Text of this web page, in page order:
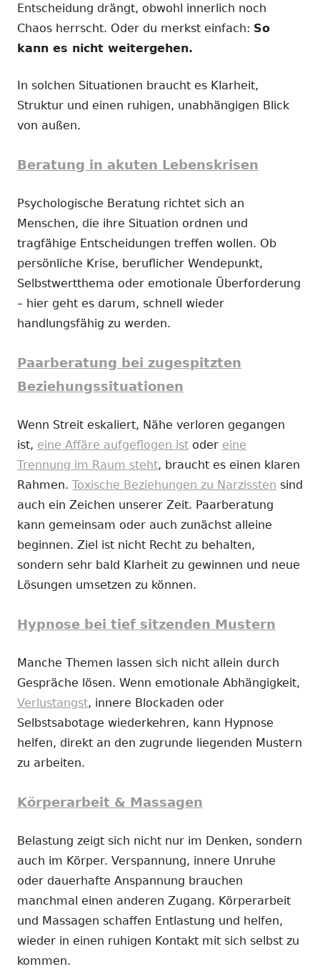
Entscheidung drängt, obwohl innerlich noch
Chaos herrscht. Oder du merkst einfach: So
kann es nicht weitergehen.
In solchen Situationen braucht es Klarheit,
Struktur und einen ruhigen, unabhängigen Blick
von außen.
Beratung in akuten Lebenskrisen
Psychologische Beratung richtet sich an
Menschen, die ihre Situation ordnen und
tragfähige Entscheidungen treffen wollen. Ob
persönliche Krise, beruflicher Wendepunkt,
Selbstwertthema oder emotionale Überforderung
– hier geht es darum, schnell wieder
handlungsfähig zu werden.
Paarberatung bei zugespitzten
Beziehungssituationen
Wenn Streit eskaliert, Nähe verloren gegangen
ist, eine Affäre aufgeflogen ist oder eine
Trennung im Raum steht, braucht es einen klaren
Rahmen. Toxische Beziehungen zu Narzissten sind
auch ein Zeichen unserer Zeit. Paarberatung
kann gemeinsam oder auch zunächst alleine
beginnen. Ziel ist nicht Recht zu behalten,
sondern sehr bald Klarheit zu gewinnen und neue
Lösungen umsetzen zu können.
Hypnose bei tief sitzenden Mustern
Manche Themen lassen sich nicht allein durch
Gespräche lösen. Wenn emotionale Abhängigkeit,
Verlustangst, innere Blockaden oder
Selbstsabotage wiederkehren, kann Hypnose
helfen, direkt an den zugrunde liegenden Mustern
zu arbeiten.
Körperarbeit & Massagen
Belastung zeigt sich nicht nur im Denken, sondern
auch im Körper. Verspannung, innere Unruhe
oder dauerhafte Anspannung brauchen
manchmal einen anderen Zugang. Körperarbeit
und Massagen schaffen Entlastung und helfen,
wieder in einen ruhigen Kontakt mit sich selbst zu
kommen.